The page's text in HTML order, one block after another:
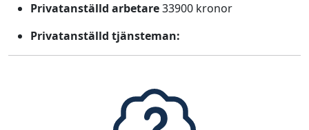
Privatanställd arbetare33900 kronor
Privatanställd tjänsteman: